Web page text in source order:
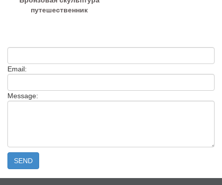
путешественник
Email:
Message: